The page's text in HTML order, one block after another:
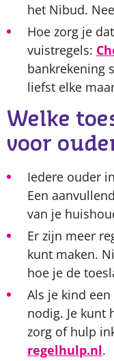
het Nibud.
Hoe zorg je
vuistregels:
bankrekening
liefst elke
Welke
voor
Iedere ouder
Een
van je
Er zijn meer
kunt maken.
hoe je de
Als je kind
nodig. Je kunt
zorg of hulp
regelhulp.nl.